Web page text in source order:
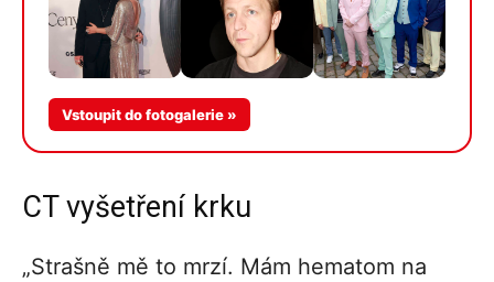
Vstoupit do fotogalerie »
CT vyšetření krku
„Strašně mě to mrzí. Mám hematom na